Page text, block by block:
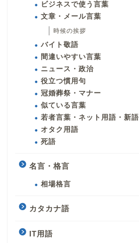
ビジネスで使う言葉
文章・メール言葉
時候の挨拶
バイト敬語
間違いやすい言葉
ニュース・政治
役立つ慣用句
冠婚葬祭・マナー
似ている言葉
若者言葉・ネット用語・新語
オタク用語
死語
名言・格言
相場格言
カタカナ語
IT用語